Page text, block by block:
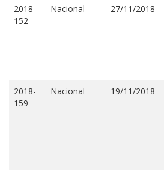
2018-
152
Nacional 27/11/2018
2018-
159
Nacional 19/11/2018